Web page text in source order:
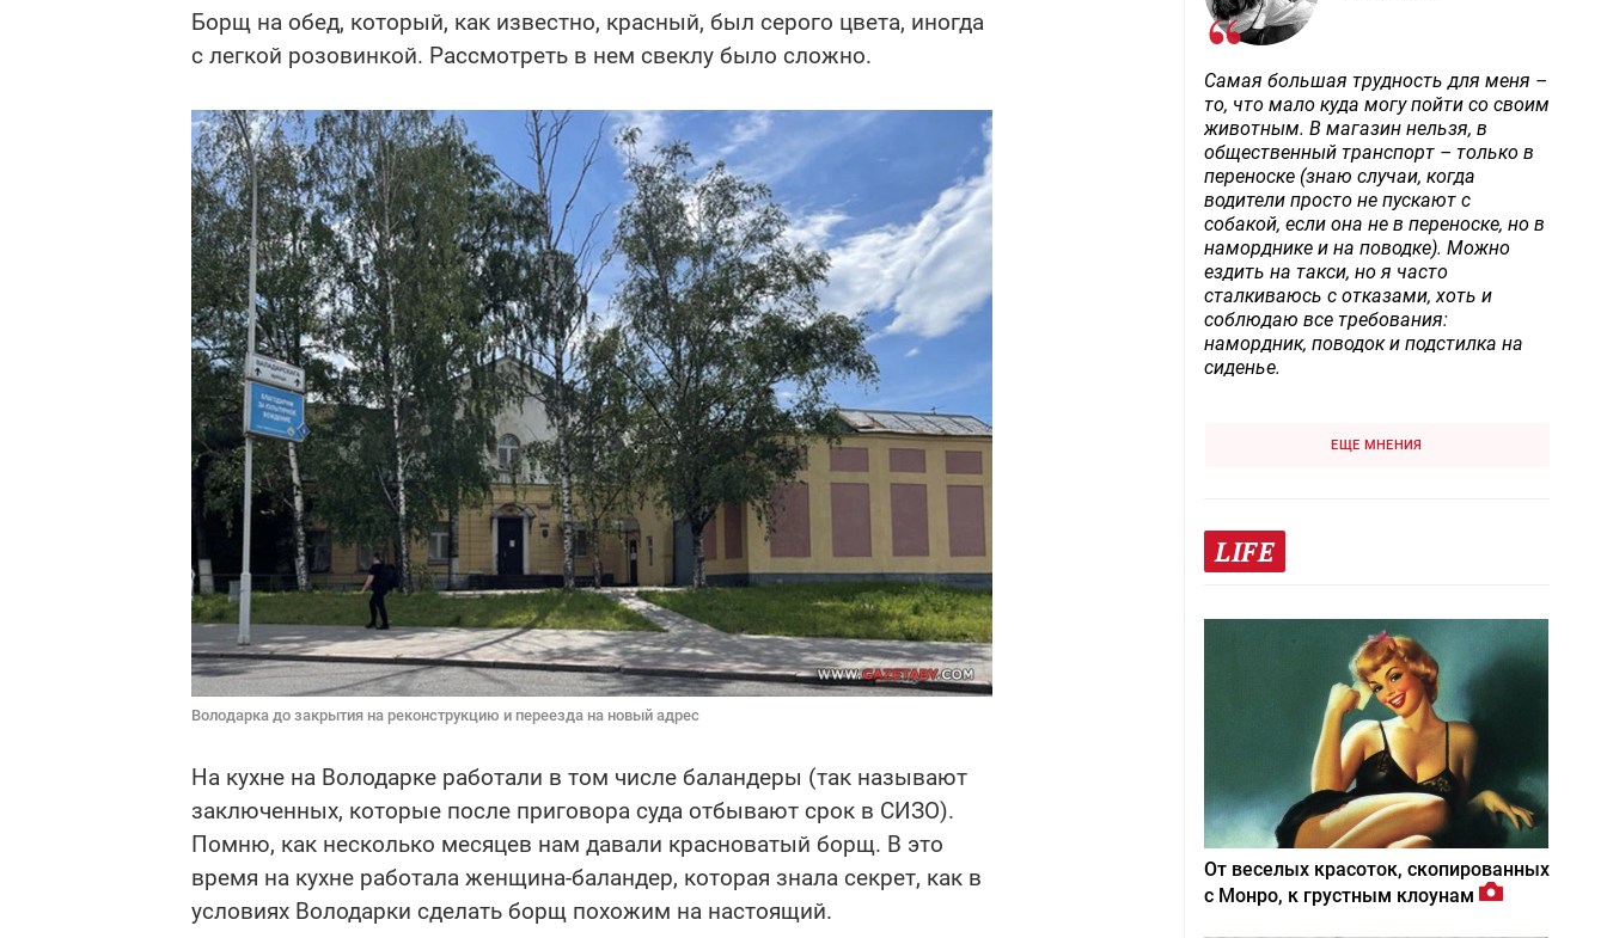
Борщ на обед, который, как известно, красный, был серого цвета, иногда
с легкой розовинкой. Рассмотреть в нем свеклу было сложно.
Володарка до закрытия на реконструкцию и переезда на новый адрес
На кухне на Володарке работали в том числе баландеры (так называют
заключенных, которые после приговора суда отбывают срок в СИЗО).
Помню, как несколько месяцев нам давали красноватый борщ. В это
время на кухне работала женщина-баландер, которая знала секрет, как в
условиях Володарки сделать борщ похожим на настоящий.
Самая большая трудность для меня –
то, что мало куда могу пойти со своим
животным. В магазин нельзя, в
общественный транспорт – только в
переноске (знаю случаи, когда
водители просто не пускают с
собакой, если она не в переноске, но в
наморднике и на поводке). Можно
ездить на такси, но я часто
сталкиваюсь с отказами, хоть и
соблюдаю все требования:
намордник, поводок и подстилка на
сиденье.
ЕЩЕ МНЕНИЯ
LIFE
От веселых красоток, скопированных
с Монро, к грустным клоунам